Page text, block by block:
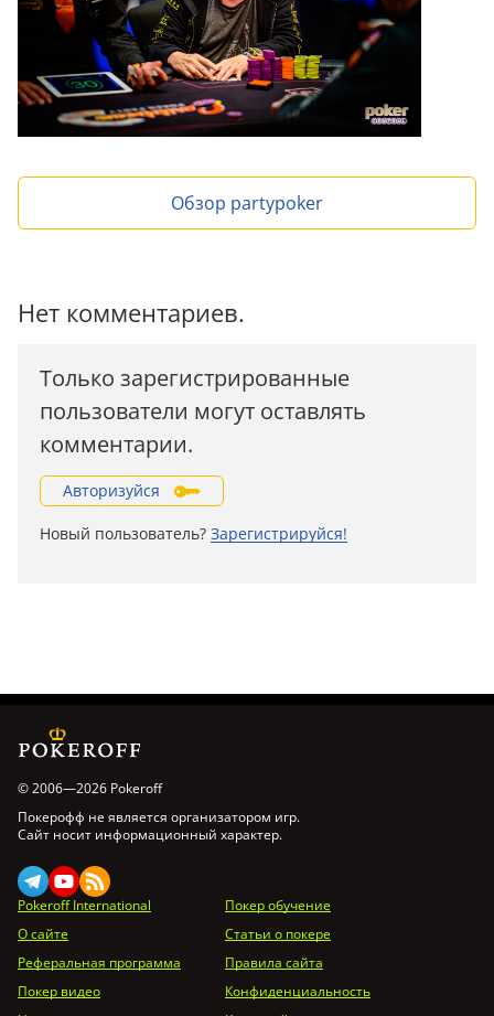
Обзор partypoker
Нет комментариев.
Только зарегистрированные
пользователи могут оставлять
комментарии.
Авторизуйся
Новый пользователь? Зарегистрируйся!
© 2006—2026 Pokeroff
Покерофф не является организатором игр.
Сайт носит информационный характер.
Pokeroff International
Покер обучение
О сайте
Статьи о покере
Реферальная программа
Правила сайта
Покер видео
Конфиденциальность